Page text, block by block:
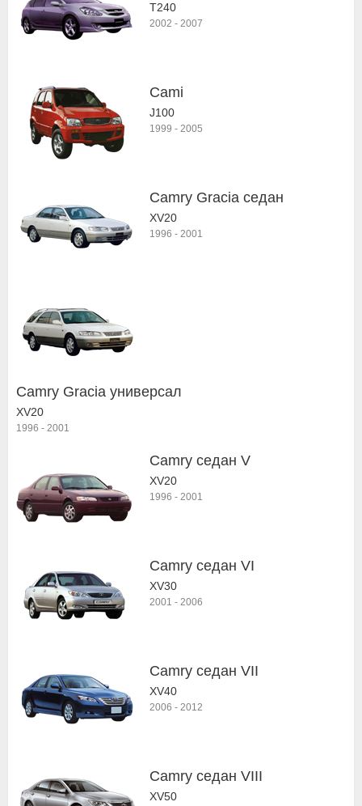
T240
2002 - 2007
Cami
J100
1999 - 2005
Camry Gracia седан
XV20
1996 - 2001
Camry Gracia универсал
XV20
1996 - 2001
Camry седан V
XV20
1996 - 2001
Camry седан VI
XV30
2001 - 2006
Camry седан VII
XV40
2006 - 2012
Camry седан VIII
XV50